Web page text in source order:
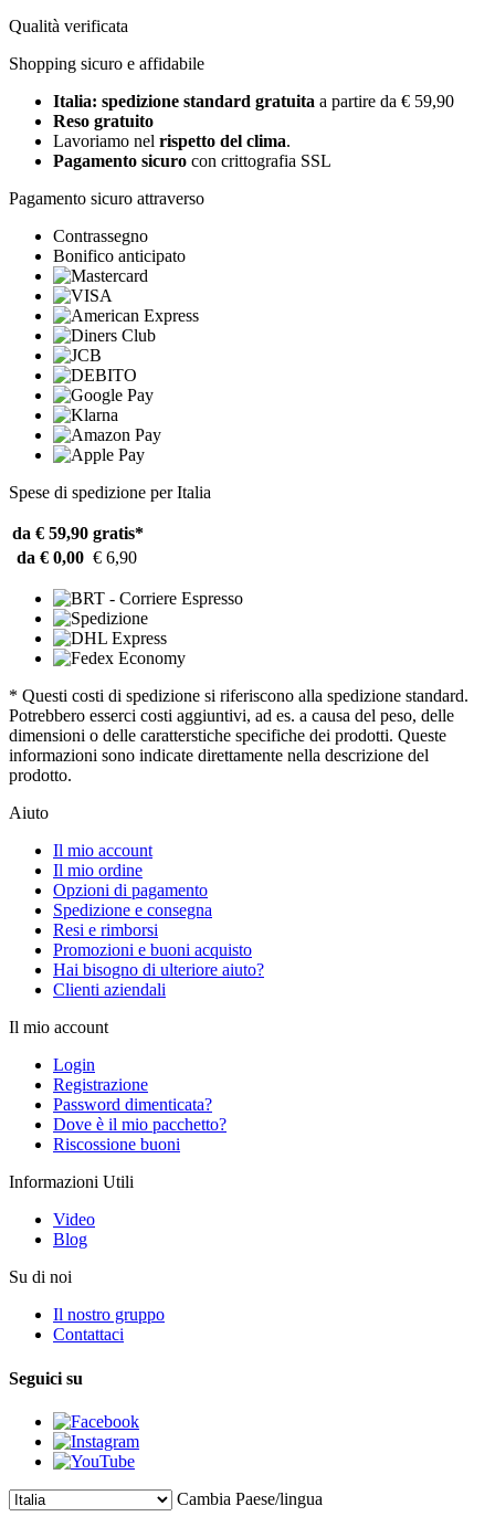
Qualità verificata
Shopping sicuro e affidabile
Italia: spedizione standard gratuita a partire da € 59,90
Reso gratuito
Lavoriamo nel rispetto del clima.
Pagamento sicuro con crittografia SSL
Pagamento sicuro attraverso
Contrassegno
Bonifico anticipato
Spese di spedizione per Italia
da € 59,90 gratis*
da € 0,00 € 6,90
* Questi costi di spedizione si riferiscono alla spedizione standard.
Potrebbero esserci costi aggiuntivi, ad es. a causa del peso, delle
dimensioni o delle caratterstiche specifiche dei prodotti. Queste
informazioni sono indicate direttamente nella descrizione del
prodotto.
Aiuto
Il mio account
Il mio ordine
Opzioni di pagamento
Spedizione e consegna
Resi e rimborsi
Promozioni e buoni acquisto
Hai bisogno di ulteriore aiuto?
Clienti aziendali
Il mio account
Login
Registrazione
Password dimenticata?
Dove è il mio pacchetto?
Riscossione buoni
Informazioni Utili
Video
Blog
Su di noi
Il nostro gruppo
Contattaci
Seguici su
Cambia Paese/lingua